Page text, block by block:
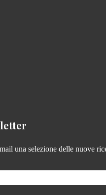
una selezione delle nuove